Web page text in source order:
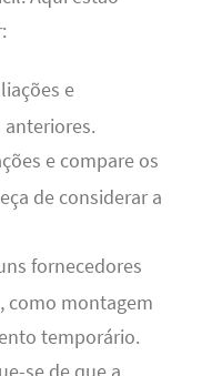
e
e compare os
de considerar a
fornecedores
como montagem
temporário.